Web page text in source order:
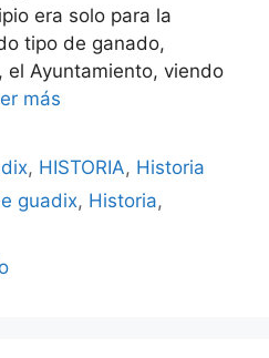
era solo para la
tipo de ganado,
el Ayuntamiento, viendo
más
, HISTORIA, Historia
guadix, Historia,